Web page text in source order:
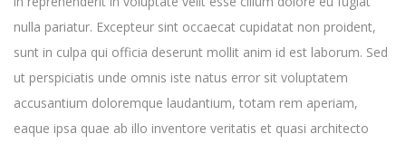
nulla pariatur. Excepteur sint occaecat cupidatat non proident,
sunt in culpa qui officia deserunt mollit anim id est laborum. Sed
ut perspiciatis unde omnis iste natus error sit voluptatem
accusantium doloremque laudantium, totam rem aperiam,
eaque ipsa quae ab illo inventore veritatis et quasi architecto